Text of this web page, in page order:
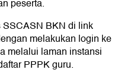
peserta.
BKN di link
melakukan login ke
melalui laman instansi
PPPK guru.